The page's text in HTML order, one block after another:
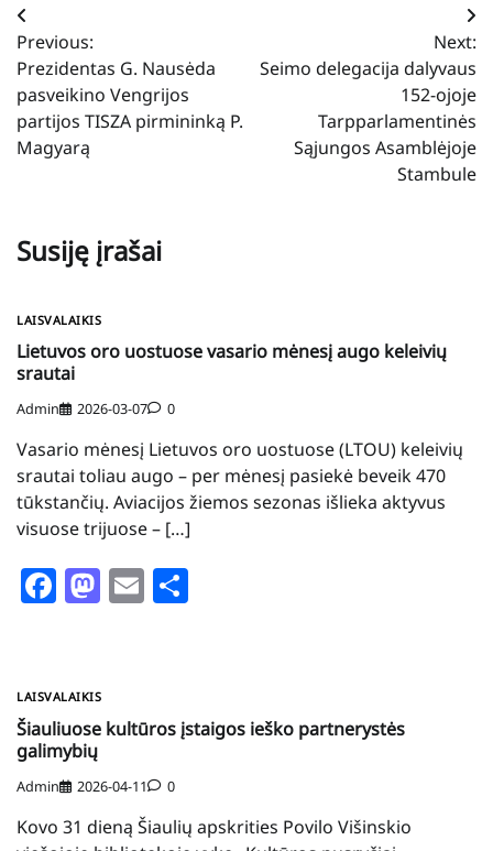
Navigacija
tarp
įrašų
Previous:
Prezidentas G. Nausėda
pasveikino Vengrijos
partijos TISZA pirmininką P.
Magyarą
Next:
Seimo delegacija dalyvaus
152-ojoje
Tarpparlamentinės
Sąjungos Asamblėjoje
Stambule
Susiję įrašai
LAISVALAIKIS
Lietuvos oro uostuose vasario mėnesį augo keleivių
srautai
Admin 2026-03-07 0
Vasario mėnesį Lietuvos oro uostuose (LTOU) keleivių
srautai toliau augo – per mėnesį pasiekė beveik 470
tūkstančių. Aviacijos žiemos sezonas išlieka aktyvus
visuose trijuose – […]
Facebook
Mastodon
Email
LAISVALAIKIS
Šiauliuose kultūros įstaigos ieško partnerystės
galimybių
Admin 2026-04-11 0
Kovo 31 dieną Šiaulių apskrities Povilo Višinskio